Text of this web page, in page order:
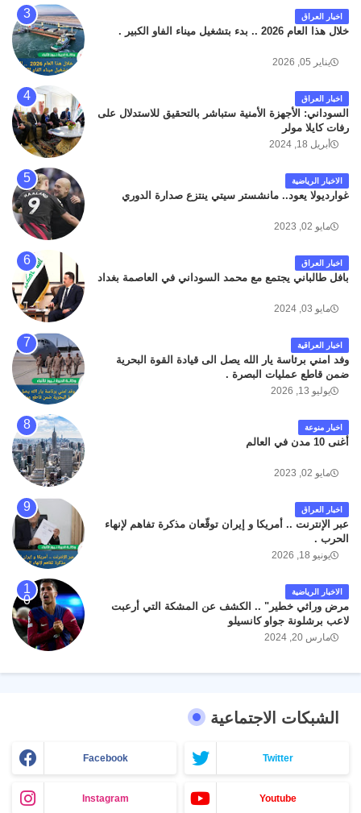
كان سبب الحادث يعود لتصادم عجلته مع عجلة نوع كيا بنكو
تابعة لشركة الهلال الماسكة لإعمار مطار البصرة الدولي .
سائلين الله عز وجل ان يتغمد الفقيد بواسع رحمته ، و انا
اخبار العراق
خلال هذا العام 2026 .. بدء بتشغيل ميناء الفاو الكبير .
يناير 05, 2026
اخبار العراق
السوداني: الأجهزة الأمنية ستباشر بالتحقيق للاستدلال على
رفات كايلا مولر
أبريل 18, 2024
الاخبار الرياضية
غوارديولا يعود.. مانشستر سيتي ينتزع صدارة الدوري
مايو 02, 2023
اخبار العراق
بافل طالباني يجتمع مع محمد السوداني في العاصمة بغداد
مايو 03, 2024
اخبار العراقية
وفد امني برئاسة يار الله يصل الى قيادة القوة البحرية
ضمن قاطع عمليات البصرة .
يوليو 13, 2026
اخبار منوعة
أغنى 10 مدن في العالم
مايو 02, 2023
اخبار العراق
عبر الإنترنت .. أمريكا و إيران توقّعان مذكرة تفاهم لإنهاء
الحرب .
يونيو 18, 2026
الاخبار الرياضية
مرض وراثي خطير" .. الكشف عن المشكة التي أرعبت
لاعب برشلونة جواو كانسيلو
مارس 20, 2024
الشبكات الاجتماعية
Facebook Twitter
Instagram Youtube